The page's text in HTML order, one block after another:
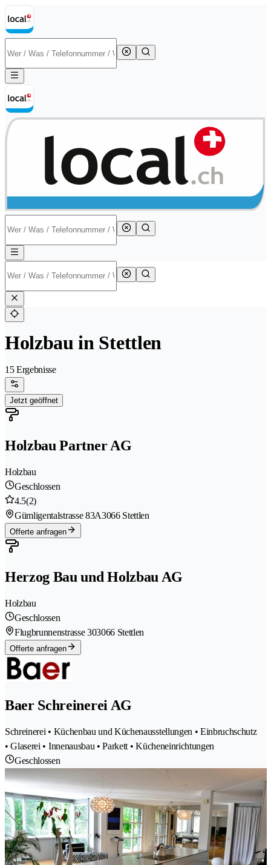
Holzbau in Stettlen
15 Ergebnisse
Jetzt geöffnet
Holzbau Partner AG
Holzbau
Geschlossen
4.5(2)
Gümligentalstrasse 83A3066 Stettlen
Offerte anfragen
Herzog Bau und Holzbau AG
Holzbau
Geschlossen
Flugbrunnenstrasse 303066 Stettlen
Offerte anfragen
Baer Schreinerei AG
Schreinerei • Küchenbau und Küchenausstellungen • Einbruchschutz
• Glaserei • Innenausbau • Parkett • Kücheneinrichtungen
Geschlossen